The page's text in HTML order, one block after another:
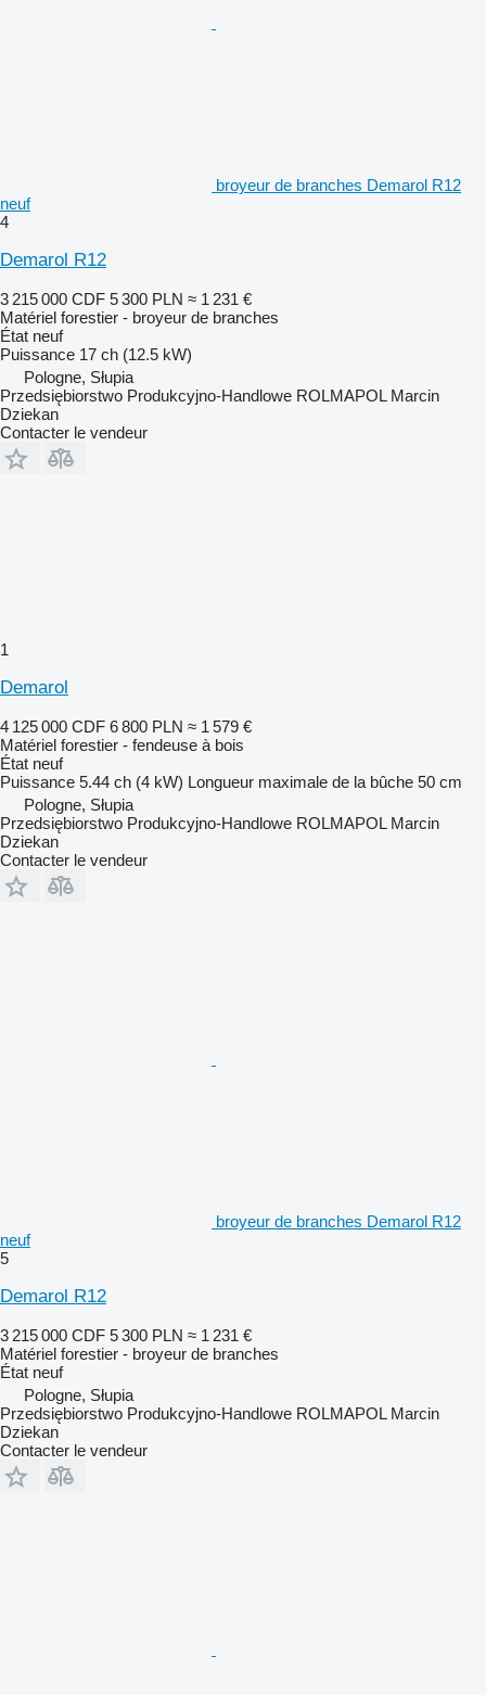
broyeur de branches Demarol R12
neuf
4
Demarol R12
3 215 000 CDF 5 300 PLN ≈ 1 231 €
Matériel forestier - broyeur de branches
État neuf
Puissance 17 ch (12.5 kW)
Pologne, Słupia
Przedsiębiorstwo Produkcyjno-Handlowe ROLMAPOL Marcin
Dziekan
Contacter le vendeur
1
Demarol
4 125 000 CDF 6 800 PLN ≈ 1 579 €
Matériel forestier - fendeuse à bois
État neuf
Puissance 5.44 ch (4 kW) Longueur maximale de la bûche 50 cm
Pologne, Słupia
Przedsiębiorstwo Produkcyjno-Handlowe ROLMAPOL Marcin
Dziekan
Contacter le vendeur
broyeur de branches Demarol R12
neuf
5
Demarol R12
3 215 000 CDF 5 300 PLN ≈ 1 231 €
Matériel forestier - broyeur de branches
État neuf
Pologne, Słupia
Przedsiębiorstwo Produkcyjno-Handlowe ROLMAPOL Marcin
Dziekan
Contacter le vendeur